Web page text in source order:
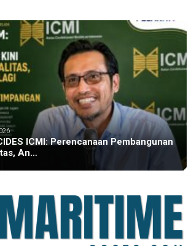
ICMI: Perencanaan Pembangunan
An…